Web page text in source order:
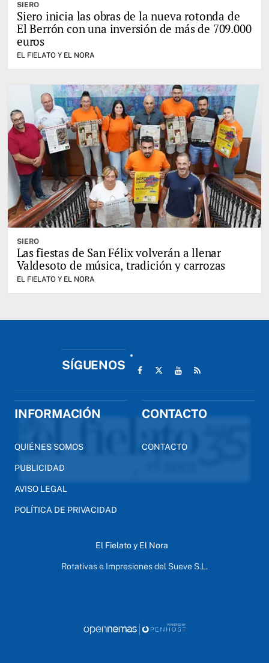
SIERO
Siero inicia las obras de la nueva rotonda de
El Berrón con una inversión de más de 709.000
euros
EL FIELATO Y EL NORA
SIERO
Las fiestas de San Félix volverán a llenar
Valdesoto de música, tradición y carrozas
EL FIELATO Y EL NORA
SÍGUENOS
INFORMACIÓN
QUIÉNES SOMOS
PUBLICIDAD
AVISO LEGAL
POLÍTICA DE PRIVACIDAD
CONTACTO
CONTACTO
El Fielato y El Nora
Rotativas e Impresiones del Sueve S.L.